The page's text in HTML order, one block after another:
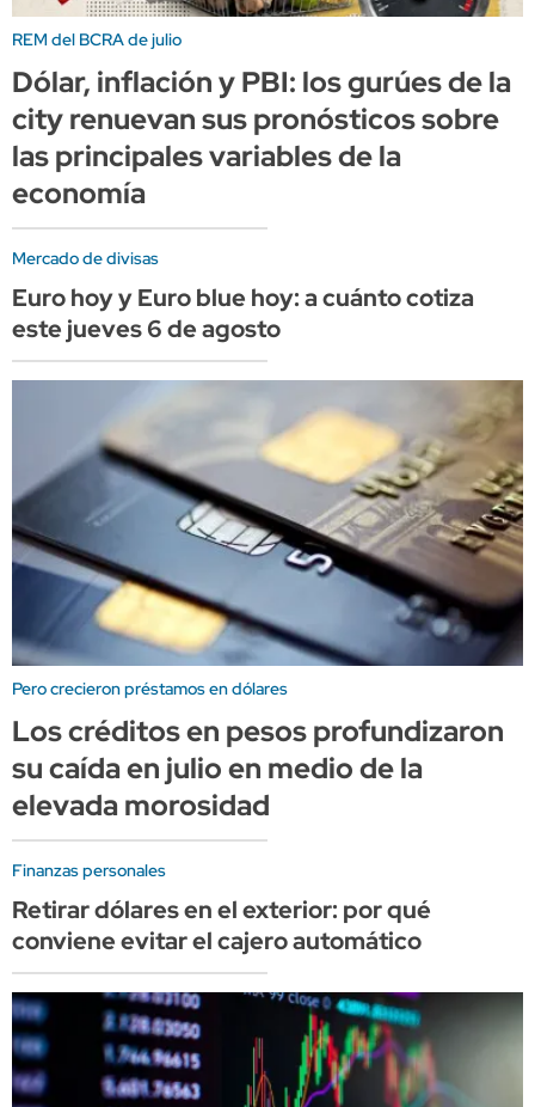
REM del BCRA de julio
Dólar, inflación y PBI: los gurúes de la
city renuevan sus pronósticos sobre
las principales variables de la
economía
Mercado de divisas
Euro hoy y Euro blue hoy: a cuánto cotiza
este jueves 6 de agosto
Pero crecieron préstamos en dólares
Los créditos en pesos profundizaron
su caída en julio en medio de la
elevada morosidad
Finanzas personales
Retirar dólares en el exterior: por qué
conviene evitar el cajero automático